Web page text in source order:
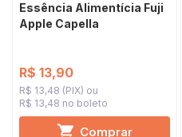
Essência Alimentícia Fuji
Apple Capella
R$ 13,90
R$ 13,48 (PIX)
R$ 13,48 no boleto
Comprar